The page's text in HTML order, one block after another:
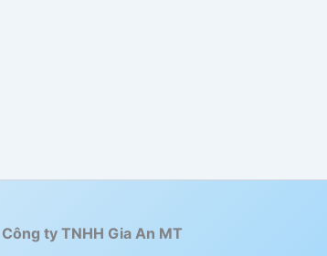
Công ty TNHH Gia An MT